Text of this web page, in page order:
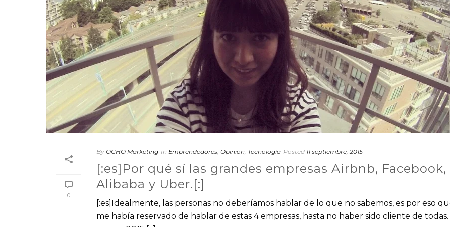
0
By OCHO Marketing In Emprendedores, Opinión, Tecnología Posted 11 septiembre, 2015
[:es]Por qué sí las grandes empresas Airbnb, Facebook,
Alibaba y Uber.[:]
[:es]Idealmente, las personas no deberíamos hablar de lo que no sabemos, es por eso
me había reservado de hablar de estas 4 empresas, hasta no haber sido cliente de todas.